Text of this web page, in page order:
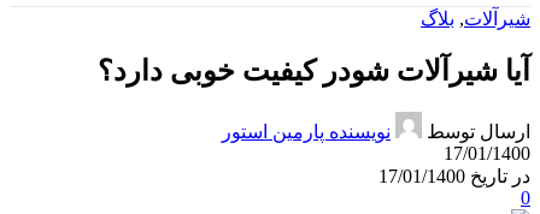
شیرآلات, بلاگ
آیا شیرآلات شودر کیفیت خوبی دارد؟
ارسال توسط
نویسنده پارمین استور
17/01/1400
در تاریخ 17/01/1400
0